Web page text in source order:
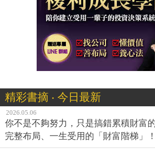
精彩書摘 ‧ 今日最新
2026.05.06
你不是不夠努力，只是搞錯累積財富
完整布局、一生受用的「財富階梯」！